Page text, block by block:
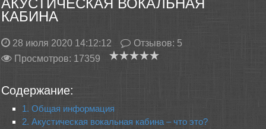
АКУСТИЧЕСКАЯ ВОКАЛЬНАЯ
КАБИНА
28 июля 2020 14:12:12 Отзывов: 5
Просмотров: 17359
Содержание:
1. Общая информация
2. Акустическая вокальная кабина – что это?